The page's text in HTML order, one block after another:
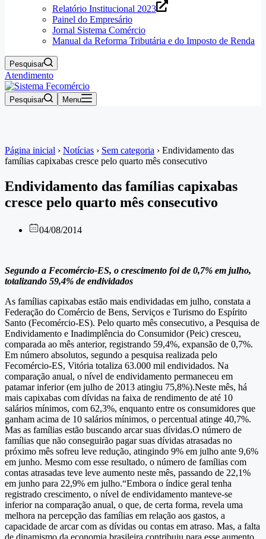
Relatório Institucional 2023
Painel do Empresário
Jornal Sistema Comércio
Manual da Reforma Tributária e do Imposto de Renda
Pesquisar
Atendimento
Pesquisar Menu
Página inicial › Notícias › Sem categoria › Endividamento das
famílias capixabas cresce pelo quarto mês consecutivo
Endividamento das famílias capixabas
cresce pelo quarto mês consecutivo
04/08/2014
Segundo a Fecomércio-ES, o crescimento foi de 0,7% em julho,
totalizando 59,4% de endividados
As famílias capixabas estão mais endividadas em julho, constata a
Federação do Comércio de Bens, Serviços e Turismo do Espírito
Santo (Fecomércio-ES). Pelo quarto mês consecutivo, a Pesquisa de
Endividamento e Inadimplência do Consumidor (Peic) cresceu,
comparada ao mês anterior, registrando 59,4%, expansão de 0,7%.
Em número absolutos, segundo a pesquisa realizada pelo
Fecomércio-ES, Vitória totaliza 63.000 mil endividados. Na
comparação anual, o nível de endividamento permaneceu em
patamar inferior (em julho de 2013 atingiu 75,8%).Neste mês, há
mais capixabas com dívidas na faixa de rendimento de até 10
salários mínimos, com 62,3%, enquanto entre os consumidores que
ganham acima de 10 salários mínimos, o percentual atinge 40,7%.
Mas as famílias estão buscando arcar suas dívidas.O número de
famílias que não conseguirão pagar suas dívidas atrasadas no
próximo mês sofreu leve redução, atingindo 9% em julho ante 9,6%
em junho. Mesmo com esse resultado, o número de famílias com
contas atrasadas teve leve aumento neste mês, passando de 22,1%
em junho para 22,9% em julho.“Embora o índice geral tenha
registrado crescimento, o nível de endividamento manteve-se
inferior na comparação anual, o que, de certa forma, revela uma
melhora na percepção das famílias em relação aos gastos, a
capacidade de arcar com as dívidas ou contas em atraso. Mas, a falta
de dinamismo da economia brasileira contribuiu para esse aumento